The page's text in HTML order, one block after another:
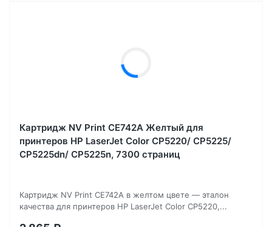
Картридж NV Print CE742A Желтый для
принтеров HP LaserJet Color CP5220/ CP5225/
CP5225dn/ CP5225n, 7300 страниц
Картридж NV Print CE742A в желтом цвете — эталон
качества для принтеров HP LaserJet Color CP5220,...